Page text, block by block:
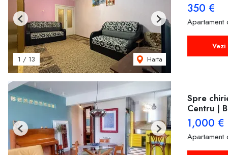
1 / 13 Harta
Previous Next
350 €
Apartament
Vezi
Previous Next
Spre
Centru |
1,000 €